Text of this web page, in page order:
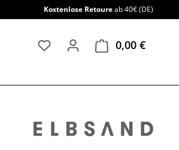
Kostenlose Retoureab 40€ (DE)
0,00 €